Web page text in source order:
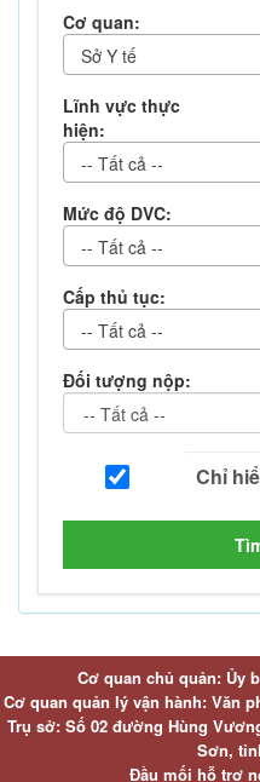
Cơ quan:
Sở Y tế
Lĩnh vực thực
hiện:
-- Tất cả --
Mức độ DVC:
-- Tất cả --
Cấp thủ tục:
-- Tất cả --
Đối tượng nộp:
Cơ quan chủ quản: Ủy
Cơ quan quản lý vận hành: Văn
Trụ sở: Số 02 đường Hùng
Sơn,
Đầu mối hỗ trợ